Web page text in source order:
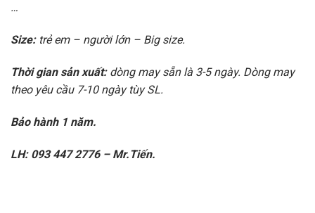
…
Size:trẻ em – người lớn – Big size.
Thời gian sản xuất:dòng may sẵn là 3-5 ngày. Dòng may
theo yêu cầu 7-10 ngày tùy SL.
Bảo hành 1 năm.
LH: 093 447 2776 – Mr.Tiến.